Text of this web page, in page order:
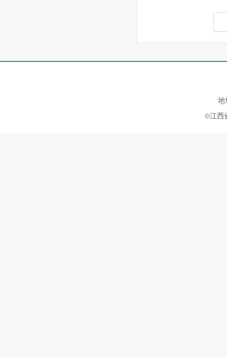
地
©江西